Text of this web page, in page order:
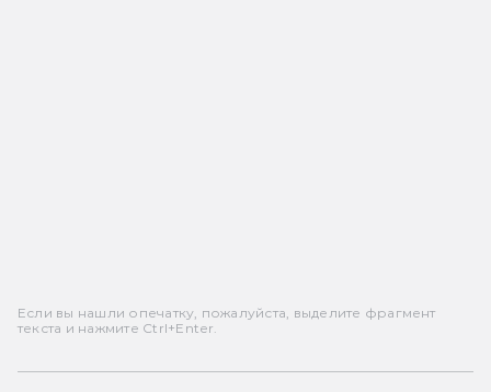
Если вы нашли опечатку, пожалуйста, выделите фрагмент
текста и нажмите Ctrl+Enter.